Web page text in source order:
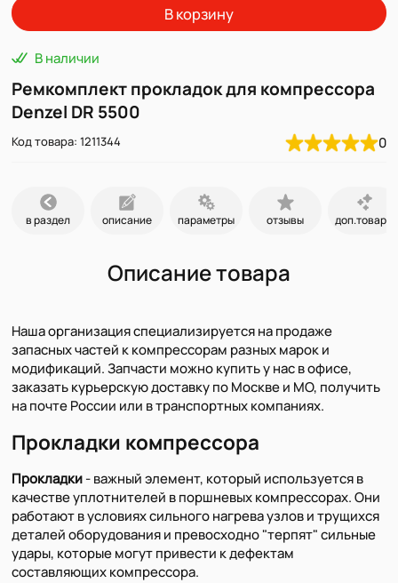
В корзину
В наличии
Ремкомплект прокладок для компрессора
Denzel DR 5500
Код товара: 1211344 0
в раздел описание параметры отзывы доп.товары
Описание товара
Наша организация специализируется на продаже
запасных частей к компрессорам разных марок и
модификаций. Запчасти можно купить у нас в офисе,
заказать курьерскую доставку по Москве и МО, получить
на почте России или в транспортных компаниях.
Прокладки компрессора
Прокладки- важный элемент, который используется в
качестве уплотнителей в поршневых компрессорах. Они
работают в условиях сильного нагрева узлов и трущихся
деталей оборудования и превосходно "терпят" сильные
удары, которые могут привести к дефектам
составляющих компрессора.